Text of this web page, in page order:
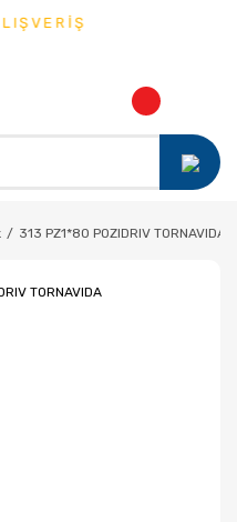
313 PZ1*80 POZIDRIV TORNAVIDA